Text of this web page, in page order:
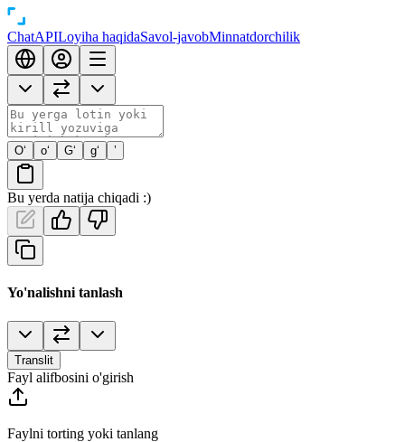
ChatAPILoyiha haqidaSavol-javobMinnatdorchilik
O‘ o‘ G‘ g‘ ’
Bu yerda natija chiqadi :)
Yo'nalishni tanlash
Translit
Fayl alifbosini o'girish
Faylni torting yoki tanlang